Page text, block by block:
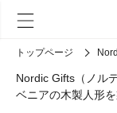
トップページ
Nordic Gifts（ノル
ベニアの木製人形